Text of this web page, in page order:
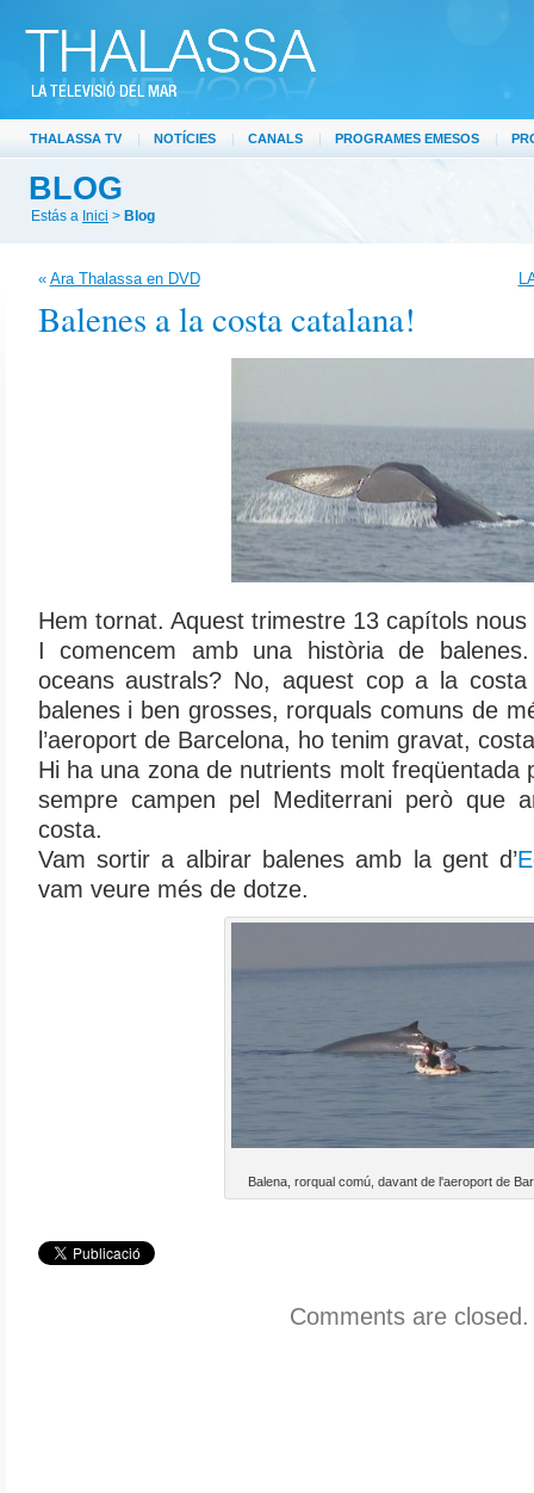
THALASSA TV | NOTÍCIES | CANALS | PROGRAMES EMESOS |
BLOG
Estás a Inici > Blog
« Ara Thalassa en DVD
Balenes a la costa catalana!
Hem tornat. Aquest trimestre 13 capítols nous
I comencem amb una història de
oceans australs? No, aquest cop a la
balenes i ben grosses, rorquals comuns de
l’aeroport de Barcelona, ho tenim gravat,
Hi ha una zona de nutrients molt freqüentada
sempre campen pel Mediterrani però que
costa.
Vam sortir a albirar balenes amb la gent d’
vam veure més de dotze.
Balena, rorqual comú, davant de l'aeroport de
Comments are closed.